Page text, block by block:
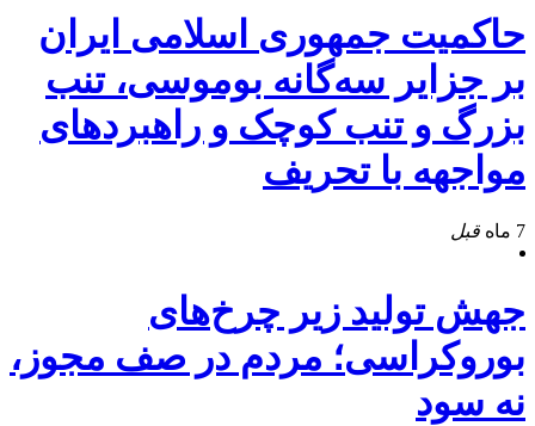
حاکمیت جمهوری اسلامی ایران
بر جزایر سه‌گانه بوموسی، تنب
بزرگ و‌ تنب کوچک و راهبردهای
مواجهه با تحریف
7 ماه قبل
جهش تولید زیر چرخ‌های
بوروکراسی؛ مردم در صف مجوز،
نه سود